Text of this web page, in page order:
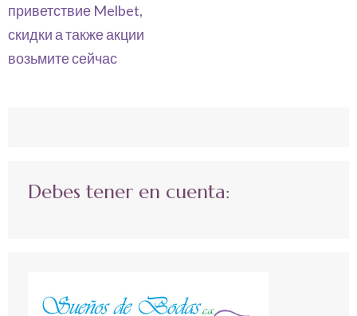
приветствие Melbet,
скидки а также акции
возьмите сейчас
Debes tener en cuenta: